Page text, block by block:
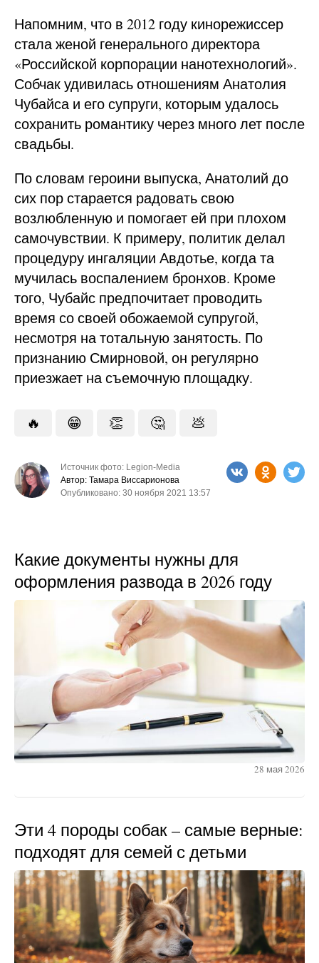
Напомним, что в 2012 году кинорежиссер
стала женой генерального директора
«Российской корпорации нанотехнологий».
Собчак удивилась отношениям Анатолия
Чубайса и его супруги, которым удалось
сохранить романтику через много лет после
свадьбы.
По словам героини выпуска, Анатолий до
сих пор старается радовать свою
возлюбленную и помогает ей при плохом
самочувствии. К примеру, политик делал
процедуру ингаляции Авдотье, когда та
мучилась воспалением бронхов. Кроме
того, Чубайс предпочитает проводить
время со своей обожаемой супругой,
несмотря на тотальную занятость. По
признанию Смирновой, он регулярно
приезжает на съемочную площадку.
🔥 😁 👏 🤔 💩
Источник фото: Legion-Media
Автор: Тамара Виссарионова
Опубликовано: 30 ноября 2021 13:57
Какие документы нужны для
оформления развода в 2026 году
28 мая 2026
Эти 4 породы собак – самые верные:
подходят для семей с детьми